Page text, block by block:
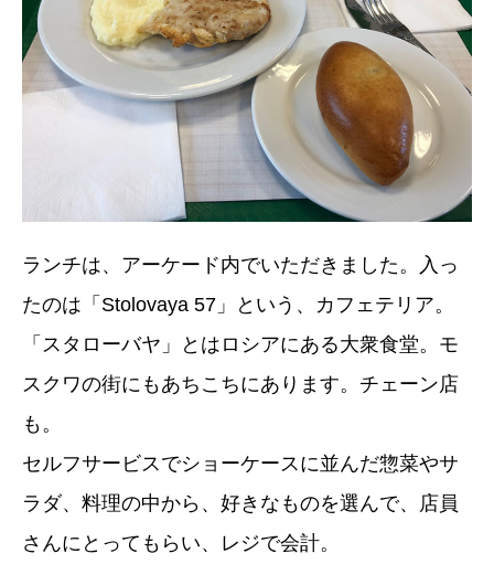
ランチは、アーケード内でいただきました。入っ
たのは「Stolovaya 57」という、カフェテリア。
「スタローバヤ」とはロシアにある大衆食堂。モ
スクワの街にもあちこちにあります。チェーン店
も。
セルフサービスでショーケースに並んだ惣菜やサ
ラダ、料理の中から、好きなものを選んで、店員
さんにとってもらい、レジで会計。